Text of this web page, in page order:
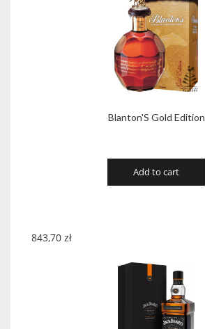
Blanton'S Gold Edition
Add to cart
843,70 zł